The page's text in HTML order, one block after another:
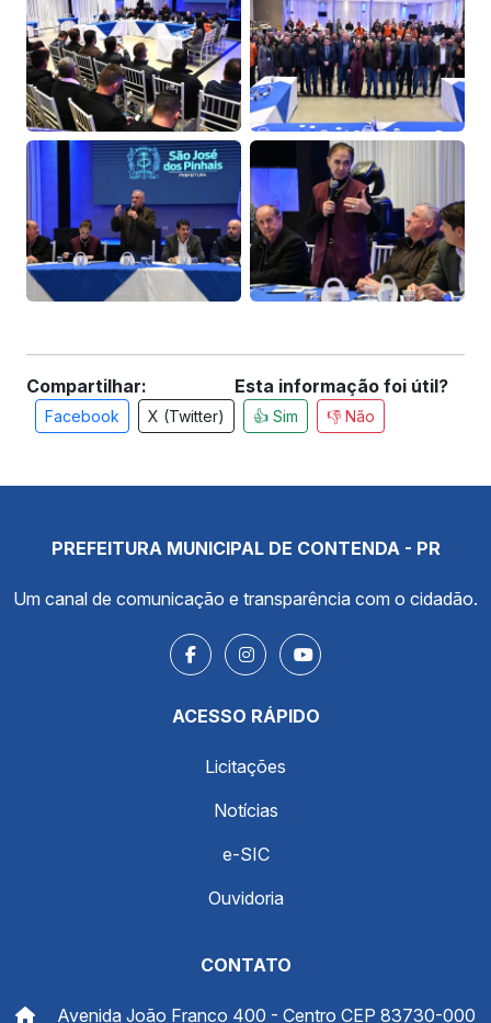
Compartilhar:
Facebook X (Twitter)
Esta informação foi útil?
👍 Sim 👎 Não
PREFEITURA MUNICIPAL DE CONTENDA - PR
Um canal de comunicação e transparência com o cidadão.
ACESSO RÁPIDO
Licitações
Notícias
e-SIC
Ouvidoria
CONTATO
Avenida João Franco 400 - Centro CEP 83730-000